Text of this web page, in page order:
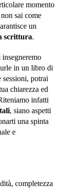
momento
sai come
un
scrittura.
in un libro di
potrai
chiarezza ed
infatti
, siano aspetti
una spinta
e
completezza